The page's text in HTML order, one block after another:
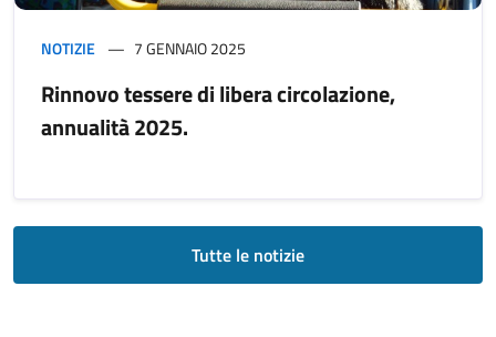
NOTIZIE 7 GENNAIO 2025
Rinnovo tessere di libera circolazione,
annualità 2025.
Tutte le notizie